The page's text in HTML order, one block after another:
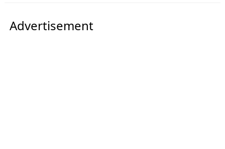
Advertisement